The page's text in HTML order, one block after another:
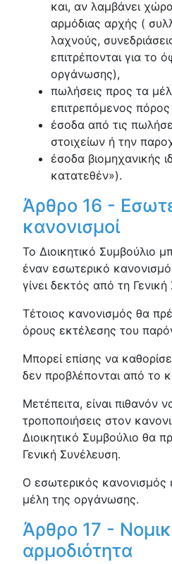
και, αν λαμβάνει
αρμόδιας αρχής (
λαχνούς,
επιτρέπονται για το
οργάνωσης),
πωλήσεις προς τα
επιτρεπόμενος
έσοδα από τις
στοιχείων ή την
έσοδα βιομηχανικής
κατατεθέν»).
Άρθρο 16 -
κανονισμοί
Το Διοικητικό Συμβούλιο
έναν εσωτερικό
γίνει δεκτός από τη
Τέτοιος κανονισμός θα
όρους εκτέλεσης του
Μπορεί επίσης να
δεν προβλέπονται από το
Μετέπειτα, είναι πιθανόν
τροποποιήσεις στον
Διοικητικό Συμβούλιο θα
Γενική Συνέλευση.
Ο εσωτερικός κανονισμός
μέλη της οργάνωσης.
Άρθρο 17 -
αρμοδιότητα